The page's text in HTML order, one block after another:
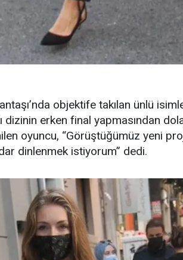
objektife takılan ünlü
dizinin erken final yapmasından
oyuncu, “Görüştüğümüz yeni
dinlenmek istiyorum” dedi.